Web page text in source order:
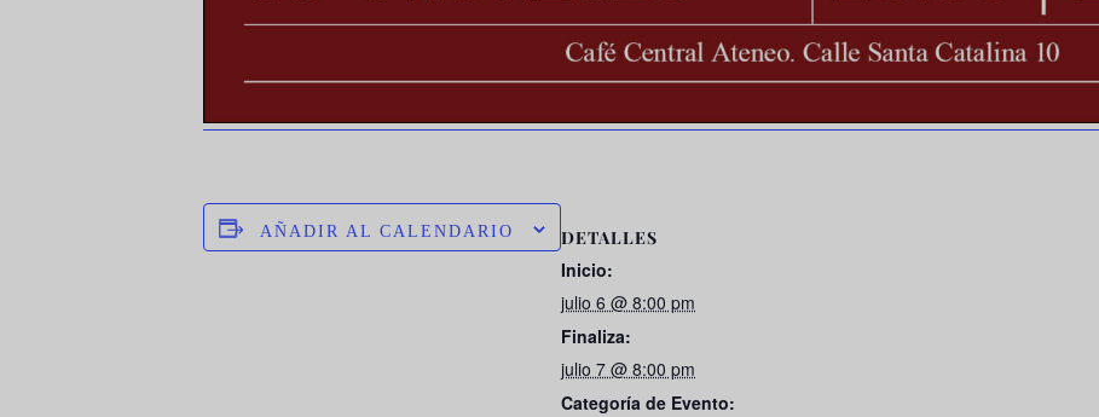
AÑADIR AL CALENDARIO DETALLES
Inicio:
julio 6 @ 8:00 pm
Finaliza:
julio 7 @ 8:00 pm
Categoría de Evento: